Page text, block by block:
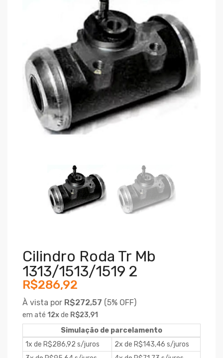
Cilindro Roda Tr Mb
1313/1513/1519 2
R$286,92
À vista por R$272,57 (5% OFF)
em até 12xde R$23,91
Simulação de parcelamento
1x de R$286,92 s/juros
2x de R$143,46 s/juros